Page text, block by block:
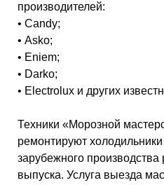
производителей:
• Candy;
• Asko;
• Eniem;
• Darko;
• Electrolux и других
Техники «Морозной
ремонтируют холодильники
зарубежного производства
выпуска. Услуга выезда